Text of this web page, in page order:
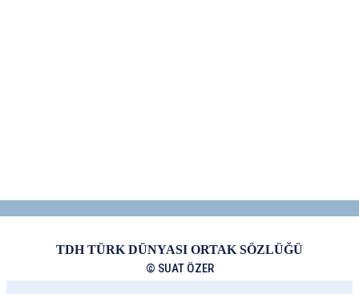
TDH TÜRK DÜNYASI ORTAK SÖZLÜĞÜ
© SUAT ÖZER